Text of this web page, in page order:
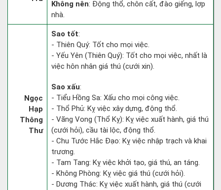
Không nên: Động thổ, chôn cất, đào giếng, lợp
nhà.
Ngọc
Hạp
Thông
Thư
Sao tốt:
- Thiên Quý: Tốt cho mọi việc.
- Yếu Yên (Thiên Quý): Tốt cho mọi việc, nhất là
việc hôn nhân giá thú (cưới xin).
Sao xấu:
- Tiểu Hồng Sa: Xấu cho mọi công việc.
- Thổ Phủ: Kỵ việc xây dựng, động thổ.
- Vãng Vong (Thổ Kỵ): Kỵ việc xuất hành, giá thú
(cưới hỏi), cầu tài lộc, động thổ.
- Chu Tước Hắc Đạo: Kỵ việc nhập trạch và khai
trương.
- Tam Tang: Kỵ việc khởi tạo, giá thú, an táng.
- Không Phòng: Kỵ việc giá thú (cưới hỏi).
- Dương Thác: Kỵ việc xuất hành, giá thú (cưới